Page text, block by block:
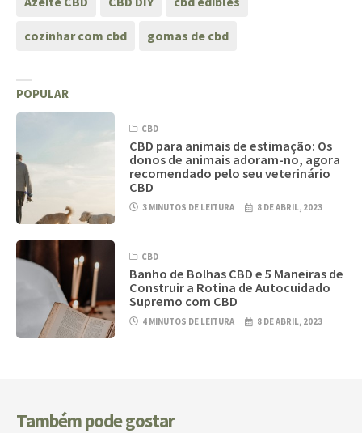
cozinhar com cbd gomas de cbd
POPULAR
CBD
CBD para animais de estimação: Os
donos de animais adoram-no, agora
recomendado pelo seu veterinário
CBD
3 MINUTOS DE LEITURA 8 DE ABRIL, 2023
CBD
Banho de Bolhas CBD e 5 Maneiras de
Construir a Rotina de Autocuidado
Supremo com CBD
4 MINUTOS DE LEITURA 8 DE ABRIL, 2023
Também pode gostar